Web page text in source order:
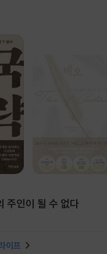
주인이 될 수 없다
이프